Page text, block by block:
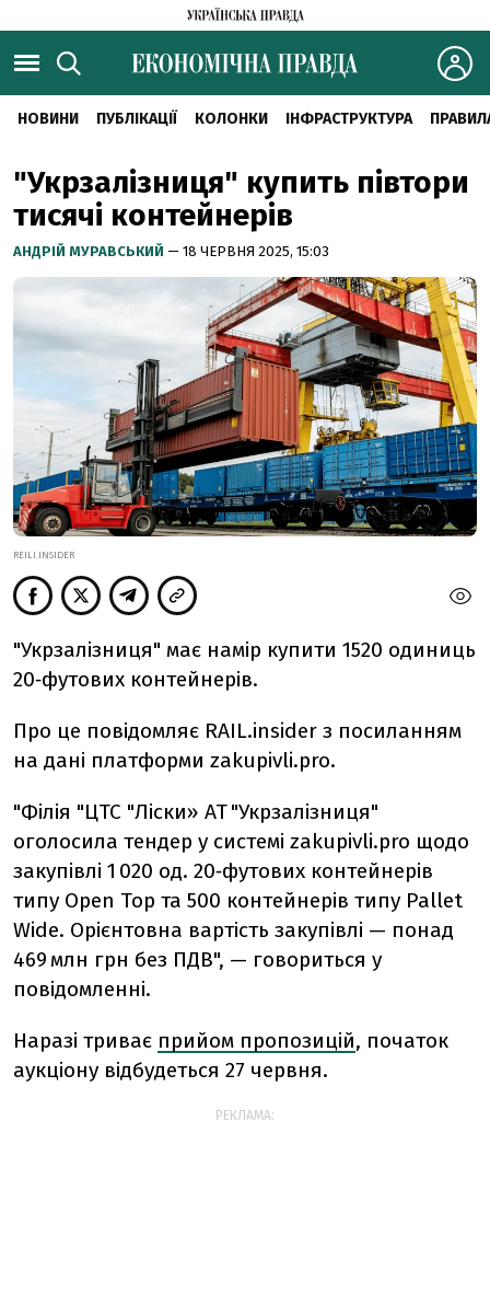
НОВИНИ ПУБЛІКАЦІЇ КОЛОНКИ ІНФРАСТРУКТУРА
"Укрзалізниця" купить півтори
тисячі контейнерів
АНДРІЙ МУРАВСЬКИЙ — 18 ЧЕРВНЯ 2025, 15:03
REILI.INSIDER
"Укрзалізниця" має намір купити 1520 одиниць
20‑футових контейнерів.
Про це повідомляє RAIL.insider з посиланням
на дані платформи zakupivli.pro.
"Філія "ЦТС "Ліски» АТ "Укрзалізниця"
оголосила тендер у системі zakupivli.pro щодо
закупівлі 1 020 од. 20‑футових контейнерів
типу Open Top та 500 контейнерів типу Pallet
Wide. Орієнтовна вартість закупівлі — понад
469 млн грн без ПДВ", — говориться у
повідомленні.
Наразі триває прийом пропозицій, початок
аукціону відбудеться 27 червня.
РЕКЛАМА: